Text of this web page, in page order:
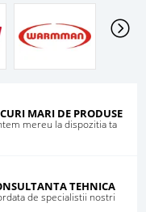
MARI DE PRODUSE
mereu la dispozitia ta
TEHNICA
de specialistii nostri